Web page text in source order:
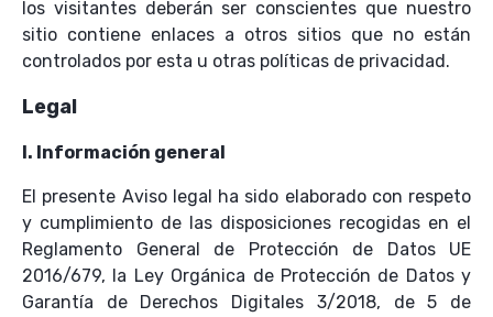
los visitantes deberán ser conscientes que nuestro
sitio contiene enlaces a otros sitios que no están
controlados por esta u otras políticas de privacidad.
Legal
I. Información general
El presente Aviso legal ha sido elaborado con respeto
y cumplimiento de las disposiciones recogidas en el
Reglamento General de Protección de Datos UE
2016/679, la Ley Orgánica de Protección de Datos y
Garantía de Derechos Digitales 3/2018, de 5 de